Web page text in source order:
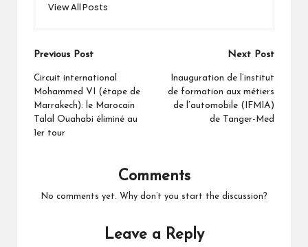
View All Posts
Post
navigation
Previous Post
Circuit international
Mohammed VI (étape de
Marrakech): le Marocain
Talal Ouahabi éliminé au
1er tour
Next Post
Inauguration de l’institut
de formation aux métiers
de l’automobile (IFMIA)
de Tanger-Med
Comments
No comments yet. Why don’t you start the discussion?
Leave a Reply